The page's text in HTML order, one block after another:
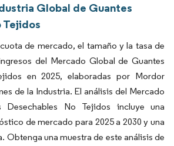
Global de Guantes
Tejidos
de mercado, el tamaño y la tasa de
del Mercado Global de Guantes
en 2025, elaboradas por Mordor
de la Industria. El análisis del Mercado
Desechables No Tejidos incluye una
de mercado para 2025 a 2030 y una
Obtenga una muestra de este análisis de